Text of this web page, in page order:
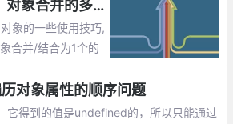
JavaScript数组、对象合并的多种方法实现
象的一些使用技巧,
合并/结合为1个的
对象属性的顺序问题
它得到的值是undefined的，所以只能通过